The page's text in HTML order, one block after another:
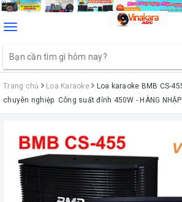
Toggle
Trang chủ Loa Karaoke
Loa karaoke BMB CS-
chuyên nghiệp. Công suất đỉnh 450W - HÀNG NHẬP